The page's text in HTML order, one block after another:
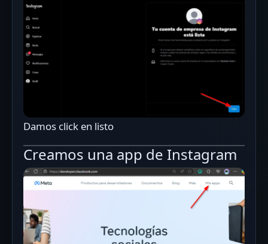
Damos click en listo
Creamos una app de Instagram